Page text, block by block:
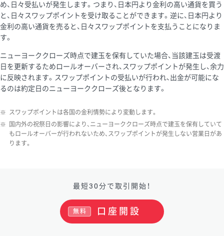
め、日々受払いが発生します。つまり、日本円より金利の高い通貨を買う
と、日々スワップポイントを受け取ることができます。逆に、日本円より
金利の高い通貨を売ると、日々スワップポイントを支払うことになりま
す。
ニューヨーククローズ時点で建玉を保有していた場合、当該建玉は受渡
日を更新するためロールオーバーされ、スワップポイントが発生し、余力
に反映されます。スワップポイントの受払いが行われ、出金が可能にな
るのは約定日のニューヨーククローズ後となります。
※ スワップポイントは各国の金利情勢により変動します。
※
国内外の祝祭日の影響により、ニューヨーククローズ時点で建玉を保有していて
もロールオーバーが行われないため、スワップポイントが発生しない営業日があ
ります。
最短30分で取引開始！
口座開設
無料